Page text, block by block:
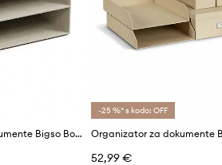
Organizator za dokumente Bigso Box of Sweden Trey
-25 %* s kodo: OFF
52,99 €